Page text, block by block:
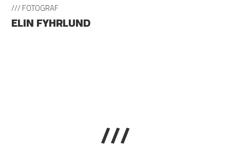
/// FOTOGRAF
ELIN FYHRLUND
///